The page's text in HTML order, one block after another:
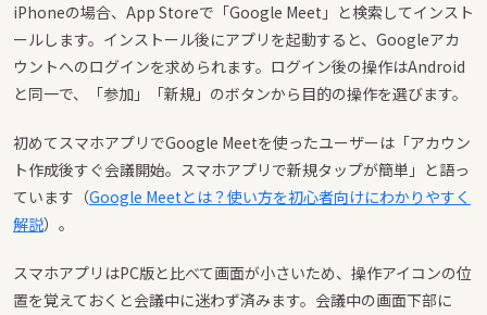
iPhoneの場合、App Storeで「Google Meet」と検索してインスト
ールします。インストール後にアプリを起動すると、Googleアカ
ウントへのログインを求められます。ログイン後の操作はAndroid
と同一で、「参加」「新規」のボタンから目的の操作を選びます。
初めてスマホアプリでGoogle Meetを使ったユーザーは「アカウン
ト作成後すぐ会議開始。スマホアプリで新規タップが簡単」と語っ
ています（Google Meetとは？使い方を初心者向けにわかりやすく
解説）。
スマホアプリはPC版と比べて画面が小さいため、操作アイコンの位
置を覚えておくと会議中に迷わず済みます。会議中の画面下部に